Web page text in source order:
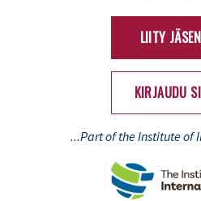
LIITY
KIRJAUDU
...Part of the Institute of